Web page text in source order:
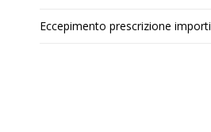
Eccepimento prescrizione importi